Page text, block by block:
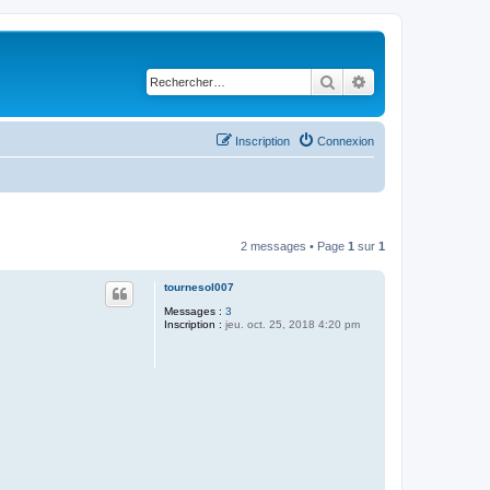
Rechercher
Connexion
Inscription
2 messages • Page 1 sur 1
tournesol007
Messages : 3
Inscription : jeu. oct. 25, 2018 4:20 pm